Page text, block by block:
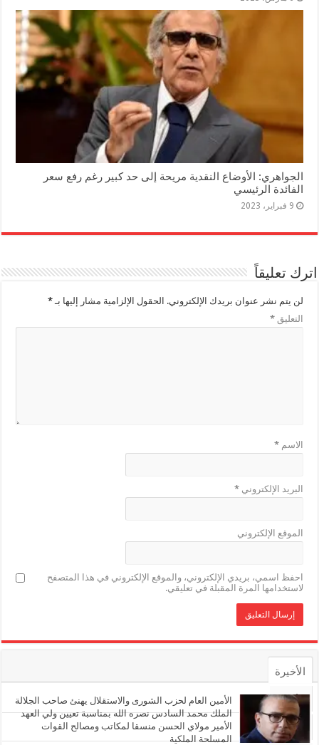
الجواهري: الأوضاع النقدية مريحة إلى حد كبير رغم رفع سعر
الفائدة الرئيسي
9 فبراير، 2023
اترك تعليقاً
لن يتم نشر عنوان بريدك الإلكتروني. الحقول الإلزامية مشار إليها بـ*
التعليق*
الاسم*
البريد الإلكتروني*
الموقع الإلكتروني
احفظ اسمي، بريدي الإلكتروني، والموقع الإلكتروني في هذا المتصفح
لاستخدامها المرة المقبلة في تعليقي.
الأخيرة
الأشهر
تعليقات
الأمين العام لحزب الشورى والاستقلال يهنئ صاحب الجلالة
الملك محمد السادس نصره الله بمناسبة تعيين ولي العهد
الأمير مولاي الحسن منسقا لمكاتب ومصالح القوات
المسلحة الملكية